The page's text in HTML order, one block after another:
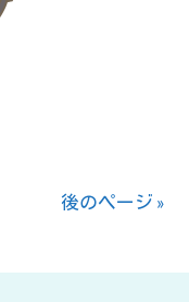
後のページ »